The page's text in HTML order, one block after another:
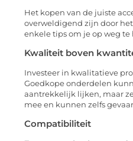
Het kopen van de juiste
overweldigend zijn door
enkele tips om je op weg te
Kwaliteit boven
Investeer in kwalitatieve
Goedkope onderdelen
aantrekkelijk lijken, maar
mee en kunnen zelfs
Compatibiliteit